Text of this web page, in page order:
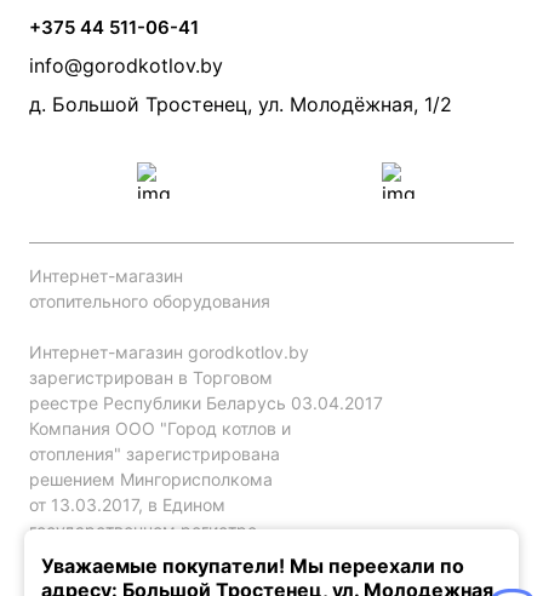
Камины и печи
Дымоходы
Акции
Производители
Монтаж систем отопления
Прайс по монтажу систем отопления
Проект систем отопления
+375 44 511-06-41
info@gorodkotlov.by
д. Большой Тростенец, ул. Молодёжная, 1/2
Интернет-магазин
отопительного оборудования
Интернет-магазин gorodkotlov.by
зарегистрирован в Торговом
реестре Республики Беларусь 03.04.2017
Компания ООО "Город котлов и
отопления" зарегистрирована
решением Мингорисполкома
от 13.03.2017, в Едином
государственном регистре
юр. лиц и индивидуальных
предпринимателей за №192786120.
Уважаемые покупатели! Мы переехали по
адресу: Большой Тростенец, ул. Молодежная,